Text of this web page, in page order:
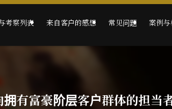
考察列表 来自客户的感想 常见问题 案例
有富豪阶层客户群体的担当